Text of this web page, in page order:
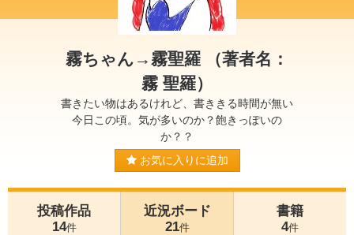
霧ちゃん→霧聖羅 （著者名：
霧 聖羅）
書きたい物はあるけれど、書ききる時間が無い
今日この頃。気が多いのか？飽きっぽいの
か？？
お気に入りに追加
投稿作品
14件
近況ボード
21件
書籍
4件